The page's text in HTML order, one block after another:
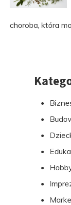
choroba, która
Przejdź